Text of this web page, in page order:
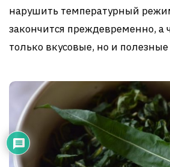
нарушить температурный
закончится преждевременно, а
только вкусовые, но и полезные